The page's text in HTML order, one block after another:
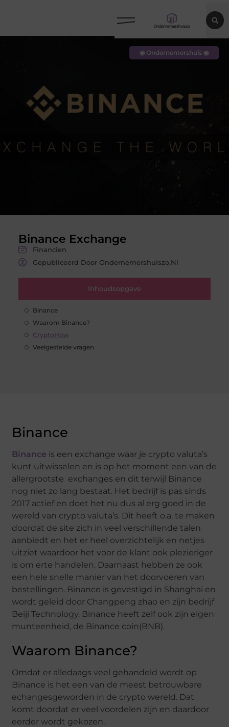
Binance Exchange
Financien
Gepubliceerd Door Ondernemershuiszo.nl
Inhoudsopgave
Binance
Waarom Binance?
CryptoHow
Veelgestelde vragen
◉ Ondernemershuis ◉
Binance
Binance is een exchange waar je crypto valuta’s
kunt uitwisselen en is op het moment een van de
allergrootste exchanges en dit terwijl Binance
nog niet zo lang bestaat. Het bedrijf is pas sinds
2017 actief en doet het nu dus al erg goed in de
wereld van crypto valuta’s. Dit heeft o.a. te maken
doordat de site zich in veel verschillende talen
aanbiedt en het er heel overzichtelijk en netjes
uitziet waardoor het voor de klant ook plezieriger
is om erte handelen. Daarnaast hebben ze ook
een hele snelle manier van het doorvoeren van
bestellingen. Binance is gevestigd in Shanghai en
wordt geleid door Changpeng zhao en zijn bedrijf
Beiji Technology. Binance heeft zelf ook zijn eigen
munteenheid, de Binance coin(BNB).
Waarom Binance?
Omdat er alledaags veel gehandeld wordt op
Binance is het een van de meest betrouwbare
echangesgeworden in de crypto wereld. Dat
komt doordat er veel voordelen zijn en daardoor
eerder wordt gekozen.